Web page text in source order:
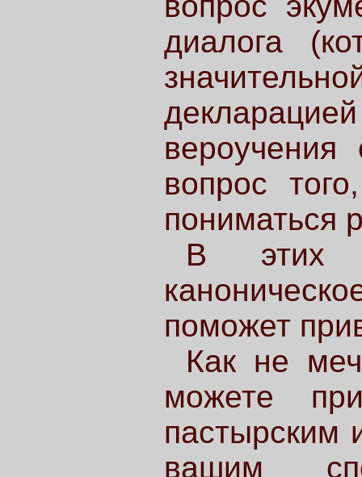
диалога
вопрос
пониматься
В этих
поможет
Как не
можете
пастырским
вашим